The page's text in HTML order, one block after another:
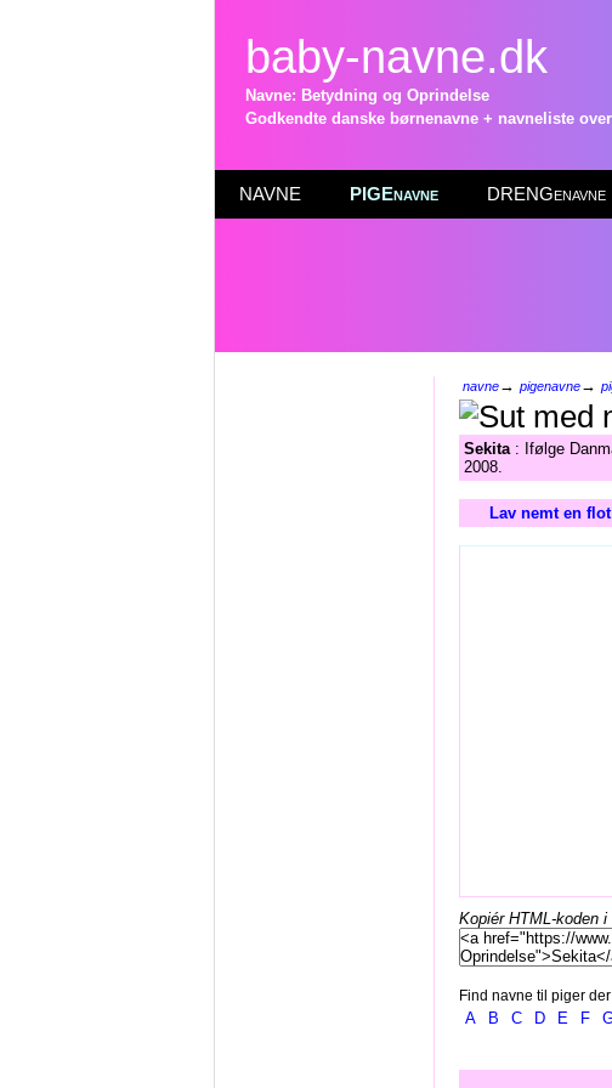
baby-navne.dk
Navne: Betydning og Oprindelse
Godkendte danske børnenavne + navneliste
NAVNE PIGEnavne DRENGenavne
navne→ pigenavne→
Sekita: Ifølge
2008.
Lav nemt en
Kopiér HTML-koden
Find navne til piger
A B C D E F